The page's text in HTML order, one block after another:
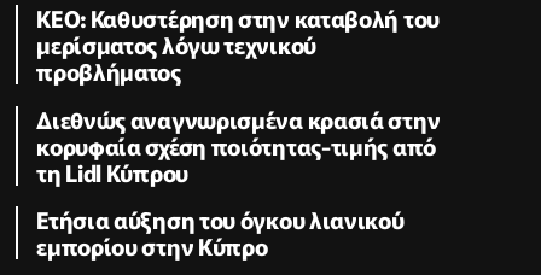
KEO: Καθυστέρηση στην καταβολή του
μερίσματος λόγω τεχνικού
προβλήματος
Διεθνώς αναγνωρισμένα κρασιά στην
κορυφαία σχέση ποιότητας-τιμής από
τη Lidl Κύπρου
Ετήσια αύξηση του όγκου λιανικού
εμπορίου στην Κύπρο